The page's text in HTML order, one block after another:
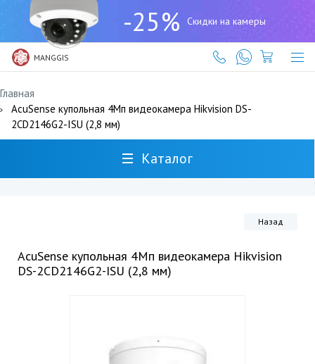
-25% Скидки на камеры
MANGGIS
(727)
317-
61-
61
Главная
AcuSense купольная 4Мп видеокамера Hikvision DS-
2CD2146G2-ISU (2,8 мм)
Каталог
Назад
AcuSense купольная 4Мп видеокамера Hikvision
DS-2CD2146G2-ISU (2,8 мм)